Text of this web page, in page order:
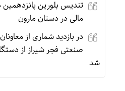
تندیس بلورین
مالی در دستان مارون
در بازدید شماری از
شد